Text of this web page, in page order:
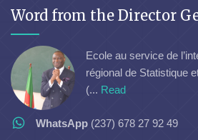
Word from the Director
Ecole au service de
régional de Statistique
(... Read
WhatsApp (237) 678 27 92 49